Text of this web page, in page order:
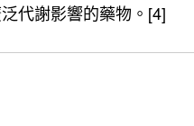
代謝影響的藥物。[4]